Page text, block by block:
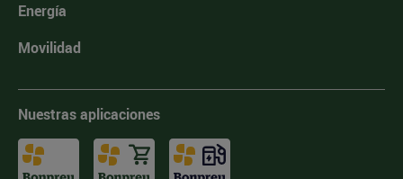
Energía
Movilidad
Nuestras aplicaciones